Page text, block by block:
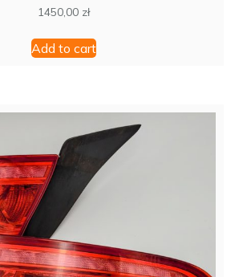
1450,00 zł
Add to cart